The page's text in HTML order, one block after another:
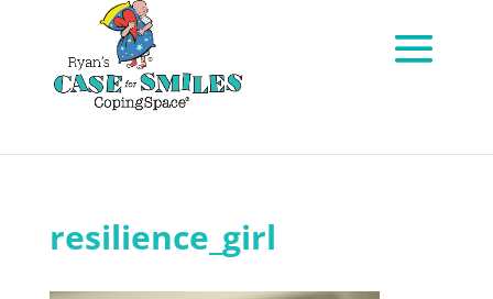
resilience_girl